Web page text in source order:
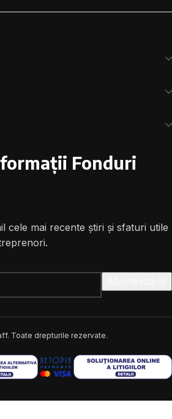
Fonduri
cele mai recente știri și sfaturi utile
Toate drepturile rezervate.